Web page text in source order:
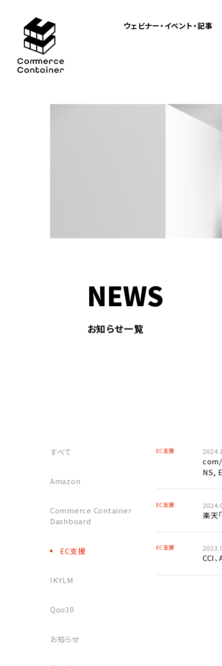
ウェビナー・イベント・記事
NEWS
お知らせ一覧
すべて
Amazon
Commerce Container
Dashboard
EC支援
IKYLM
Qoo10
お知らせ
EC支援
com/
NS,
EC支援
楽天
EC支援
CCI